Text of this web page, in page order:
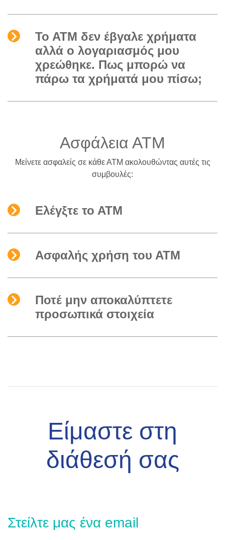
Το ΑΤΜ δεν έβγαλε χρήματα
αλλά ο λογαριασμός μου
χρεώθηκε. Πως μπορώ να
πάρω τα χρήματά μου πίσω;
Ασφάλεια ΑΤΜ
Μείνετε ασφαλείς σε κάθε ΑΤΜ ακολουθώντας αυτές τις
συμβουλές:
Ελέγξτε το ΑΤΜ
Ασφαλής χρήση του ΑΤΜ
Ποτέ μην αποκαλύπτετε
προσωπικά στοιχεία
Είμαστε στη
διάθεσή σας
Στείλτε μας ένα email